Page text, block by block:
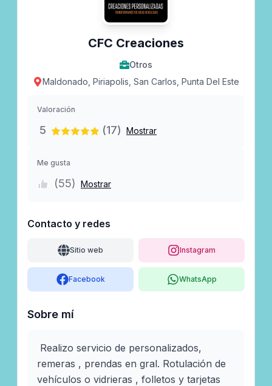
CFC Creaciones
Otros
Maldonado, Piriapolis, San Carlos, Punta Del Este
Valoración
5 (17) Mostrar
Me gusta
(55) Mostrar
Contacto y redes
Sitio web Instagram
Facebook WhatsApp
Sobre mí
remeras , prendas en gral. Rotulación de
vehículos o vidrieras , folletos y tarjetas